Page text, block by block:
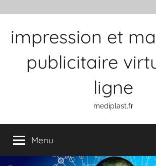
impression et
publicitaire
ligne
mediplast.fr
Menu